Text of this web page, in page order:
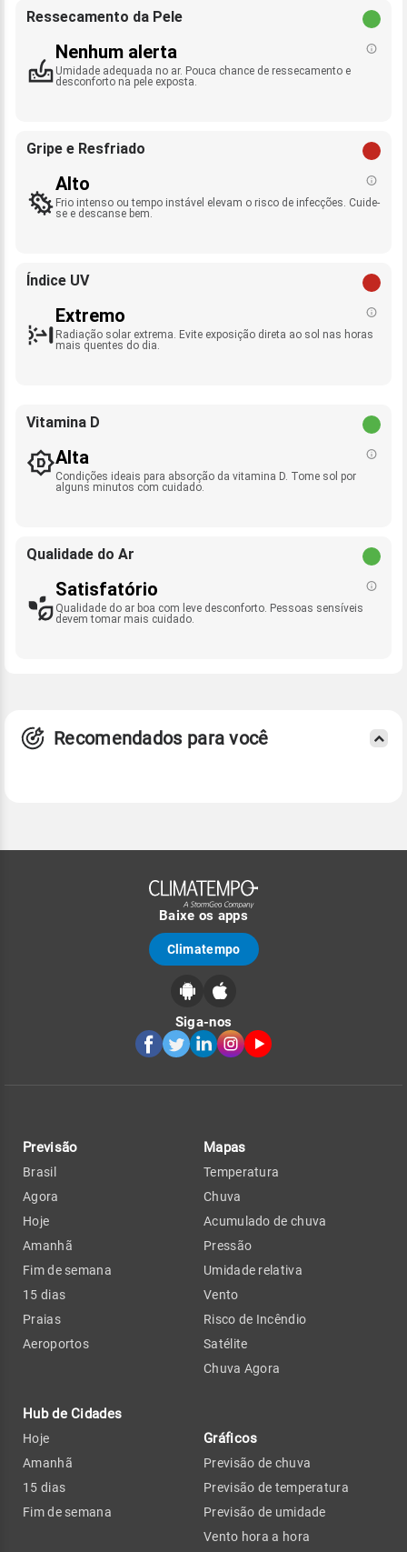
Ressecamento da Pele
Nenhum alerta
Umidade adequada no ar. Pouca chance de ressecamento e
desconforto na pele exposta.
Gripe e Resfriado
Alto
Frio intenso ou tempo instável elevam o risco de infecções. Cuide-
se e descanse bem.
Índice UV
Extremo
Radiação solar extrema. Evite exposição direta ao sol nas horas
mais quentes do dia.
Vitamina D
Alta
Condições ideais para absorção da vitamina D. Tome sol por
alguns minutos com cuidado.
Qualidade do Ar
Satisfatório
Qualidade do ar boa com leve desconforto. Pessoas sensíveis
devem tomar mais cuidado.
Recomendados para você
Baixe os apps
Climatempo
Siga-nos
Previsão
Brasil
Agora
Hoje
Amanhã
Fim de semana
15 dias
Praias
Aeroportos
Hub de Cidades
Hoje
Amanhã
15 dias
Fim de semana
Mapas
Temperatura
Chuva
Acumulado de chuva
Pressão
Umidade relativa
Vento
Risco de Incêndio
Satélite
Chuva Agora
Gráficos
Previsão de chuva
Previsão de temperatura
Previsão de umidade
Vento hora a hora